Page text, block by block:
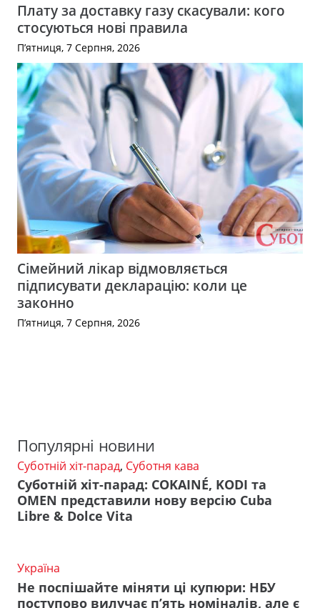
Плату за доставку газу скасували: кого
стосуються нові правила
П’ятниця, 7 Серпня, 2026
Сімейний лікар відмовляється
підписувати декларацію: коли це
законно
П’ятниця, 7 Серпня, 2026
Популярні новини
Суботній хіт-парад, Суботня кава
Суботній хіт-парад: COKAINÉ, KODI та
OMEN представили нову версію Cuba
Libre & Dolce Vita
Україна
Не поспішайте міняти ці купюри: НБУ
поступово вилучає п’ять номіналів, але є